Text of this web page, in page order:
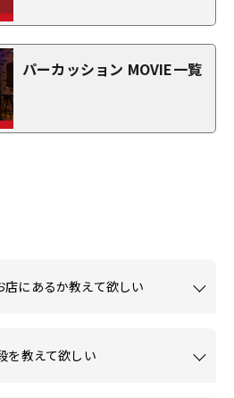
パーカッション MOVIE一覧
にあるか教えて欲しい
を教えて欲しい